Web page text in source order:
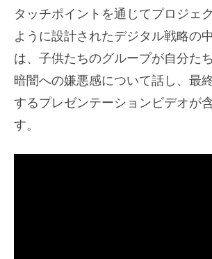
タッチポイントを通じてプロジェ
ように設計されたデジタル戦略の
は、子供たちのグループが自分た
暗闇への嫌悪感について話し、最
するプレゼンテーションビデオが
す。